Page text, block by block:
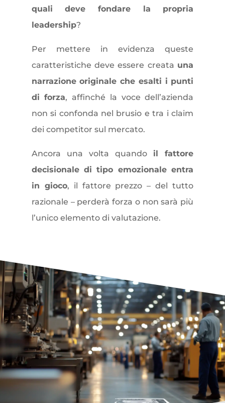
quali deve fondare la propria
leadership?
Per mettere in evidenza queste
caratteristiche deve essere creata una
narrazione originale che esalti i punti
di forza, affinché la voce dell’azienda
non si confonda nel brusio e tra i claim
dei competitor sul mercato.
Ancora una volta quando il fattore
decisionale di tipo emozionale entra
in gioco, il fattore prezzo – del tutto
razionale – perderà forza o non sarà più
l’unico elemento di valutazione.